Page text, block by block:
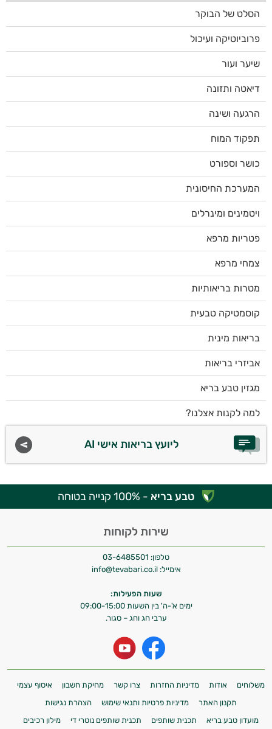
הסלט של הבוקר
פרוביוטיקה ועיכול
שיער ועור
דיאטה ותזונה
הרגעה ושינה
תפקוד המוח
כושר וספורט
המערכת החיסונית
ויטמינים ומינרלים
פטריות מרפא
צמחי מרפא
מטרות בריאותיות
קוסמטיקה טבעית
בריאות מינית
אביזרי בריאות
מגזין טבע בריא
למה לקנות אצלנו?
ליועץ בריאות אישי AI
טבע בריא - 100% קנייה בטוחה
שירות לקוחות
טלפון: 03-6485501
אימייל: info@tevabari.co.il
שעות הפעילות:
ימים א'-ה' בין השעות 09:00-15:00
ערבי חג וחג – סגור.
משלוחים אודות מדיניות החזרות צרו קשר מחיקת חשבון
איסוף עצמי
תקנון האתר
מדיניות פרטיות ותנאי שימוש
הצהרת נגישות
מועדון טבע בריא
תכנית שותפים תכנית שותפים נוטרי די מילון רכיבים